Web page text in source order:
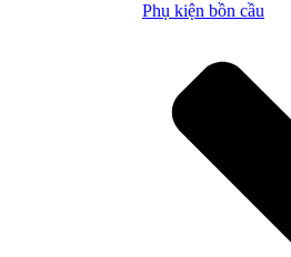
Phụ kiện bồn cầu